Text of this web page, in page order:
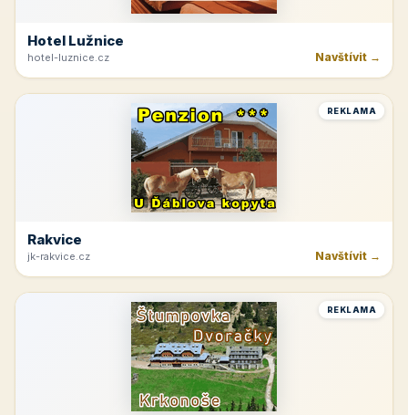
Hotel Lužnice
hotel-luznice.cz Navštívit →
REKLAMA
Rakvice
jk-rakvice.cz Navštívit →
REKLAMA